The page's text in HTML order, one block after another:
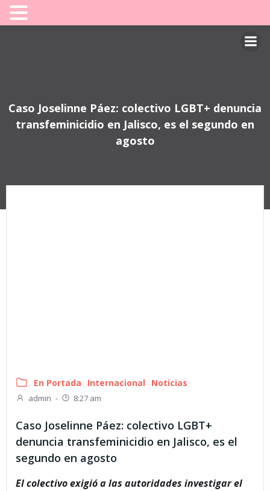
Caso Joselinne Páez: colectivo LGBT+ denuncia
transfeminicidio en Jalisco, es el segundo en
agosto
En Portada Internacional Noticias
admin - 8:27 am
Caso Joselinne Páez: colectivo LGBT+
denuncia transfeminicidio en Jalisco, es el
segundo en agosto
El colectivo exigió a las autoridades investigar el